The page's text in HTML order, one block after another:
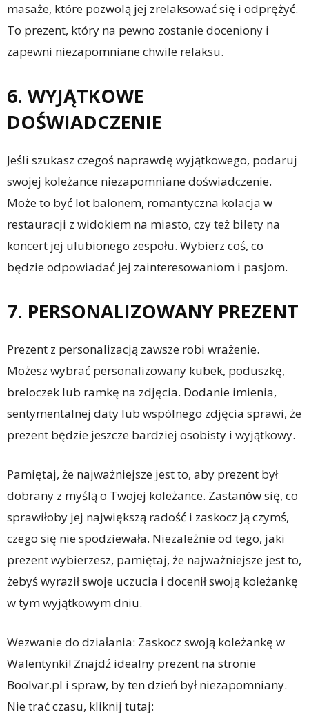
masaże, które pozwolą jej zrelaksować się i odprężyć.
To prezent, który na pewno zostanie doceniony i
zapewni niezapomniane chwile relaksu.
6. WYJĄTKOWE
DOŚWIADCZENIE
Jeśli szukasz czegoś naprawdę wyjątkowego, podaruj
swojej koleżance niezapomniane doświadczenie.
Może to być lot balonem, romantyczna kolacja w
restauracji z widokiem na miasto, czy też bilety na
koncert jej ulubionego zespołu. Wybierz coś, co
będzie odpowiadać jej zainteresowaniom i pasjom.
7. PERSONALIZOWANY PREZENT
Prezent z personalizacją zawsze robi wrażenie.
Możesz wybrać personalizowany kubek, poduszkę,
breloczek lub ramkę na zdjęcia. Dodanie imienia,
sentymentalnej daty lub wspólnego zdjęcia sprawi, że
prezent będzie jeszcze bardziej osobisty i wyjątkowy.
Pamiętaj, że najważniejsze jest to, aby prezent był
dobrany z myślą o Twojej koleżance. Zastanów się, co
sprawiłoby jej największą radość i zaskocz ją czymś,
czego się nie spodziewała. Niezależnie od tego, jaki
prezent wybierzesz, pamiętaj, że najważniejsze jest to,
żebyś wyraził swoje uczucia i docenił swoją koleżankę
w tym wyjątkowym dniu.
Wezwanie do działania: Zaskocz swoją koleżankę w
Walentynki! Znajdź idealny prezent na stronie
Boolvar.pl i spraw, by ten dzień był niezapomniany.
Nie trać czasu, kliknij tutaj: